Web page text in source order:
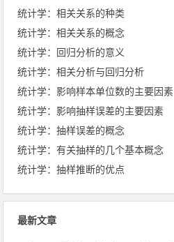
统计学：相关关系的种类
统计学：相关关系的概念
统计学：回归分析的意义
统计学：相关分析与回归分析
统计学：影响样本单位数的主要因素
统计学：影响抽样误差的主要因素
统计学：抽样误差的概念
统计学：有关抽样的几个基本概念
统计学：抽样推断的优点
最新文章